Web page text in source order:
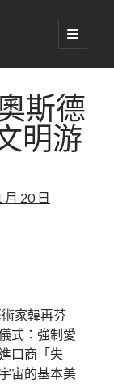
開
啟
要
單
斯德
明游
月 20 日
家韓再芬
式：強制愛
口商 「失
宙的基本美